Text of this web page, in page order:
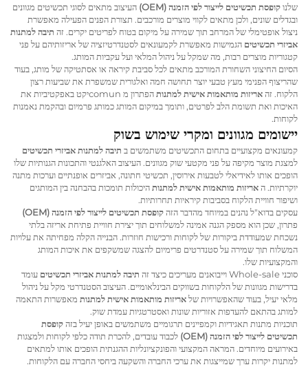
שלנוקופסת תכשיטים לייצור לפי הזמנה (OEM)
העיצוב מתאים לסוגי תכשיטים מגוונים
ובגדלים שונים, ולכן מתאים לקווי מוצרים מורכבים. תצורת הפנים הפעילה מאפשרת
ניצול אופטימלי של המרחב תוך שמירה על מיקום בטוח לפריטים יקרים. זה תיבה למתנות
אביזרי תכשיטים הגמישות מאפשרת לקמעונאים לסטנדרטיזציה של אריזותיהם על פני
קטגוריות מוצרים רבות, מה שמקל על ניהול המלאי ועל עקביות המותג.
הסיום החיצוני השחורת המורכב מתאים לכל סביבת קיראה או אסתטיקה של מותג, בעוד
שהריצוף הפנימי מעץ טבעי יוצר תחושה חמה ואלגורית שמשפרת את שביעות רצון
הלקוח. זהאריזות מותאמות אישית למתנות
הפתרון מ comunיקט באפקטיביות את
האיכות ואת תשומת הלב לפרטים, ותומך במיקום המותג כמותג פרמיום ובהקמת נאמנות
לקוחות.
יישומים מגוונים ומקרי שימוש בשוק
קמעונאים מקצועיים בתחום התכשיטים משתמשים ב תיבה למתנות אביזרי תכשיטים
למצגת מוצר מקיפה על פני מקטעי שוק מגוונים. העיצוב האלגנטי והתכונות הגנותיות שלו
הופכים אותו לאידיאלי לטבעות אירוסין, תכשיטי חתונה, אביזרים אופנתיים וערכות מתנה
יוקרתיות. האריזות מותאמות אישית למתנותהיכולות תומכות בהבחנה בין המותגים
ושיפור חוויית הלקוח בסביבות קיראיות תחרותיות.
עסקים בדוא"ל נהנים במיוחד מהדבר הזהקופסת תכשיטים לייצור לפי הזמנה (OEM)
פתרון, שכן הוא מספק הגנה אמינה למשלוחים תוך יצירת חוויית פתיחת אריזה בלתי
נשכחת שמעודדת ביקורות של לקוחות ורכישות חוזרות. הבנייה הקלה מפחיתה את עלויות
המשלוח תוך שמירה על סטנדרטים פרימיום להצגה שמשקפים את איכות המותג
והמקצועיות שלו.
סוכני Whole-sale וייבואנים מעריכים כיצד זה
תיבה למתנות אביזרי תכשיטים עומד
בדרישות מגוונות של הלקוחות בשווקים הבינלאומיים. העיצוב הסטנדרטי מקל על ניהול
מלאי יעיל, בעוד שהאפשרויות שלאריזות מותאמות אישית למתנות מאפשרות התאמה
למותג בהתאם להעדפות אזוריות שונות ואסטרטגיות עמדת שוק.
תוכניות מתנות תאגידיות וקמפיינים תרגומיים משתמשים באופן יעיל בזהקופסת
תכשיטים לייצור לפי הזמנה (OEM)
לכבוד עובדים, להכרת תודה כלפי לקוחות ולמצגות
באירועים מיוחדים. המראה המקצועי והפונקציונליות ההגנתית הופכים אותו למתאים
למתנות יקרות ערך שמייצגות את ערכי החברה והשקעה ביחסי החברה עם הלקוחות.